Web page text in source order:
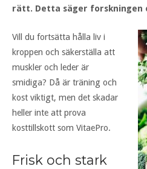
rätt. Detta säger forskningen
Vill du fortsätta hålla liv i
kroppen och säkerställa att
muskler och leder är
smidiga? Då är träning och
kost viktigt, men det skadar
heller inte att prova
kosttillskott som VitaePro.
Frisk och stark